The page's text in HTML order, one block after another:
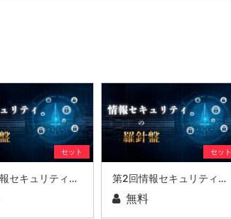
セット
第3回情報セキュリティの羅針盤
セット
第2回情報セキュリティの羅針盤
無料